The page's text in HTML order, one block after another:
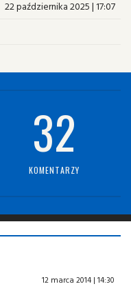
22 października 2025 | 17:07
32
KOMENTARZY
12 marca 2014 | 14:30